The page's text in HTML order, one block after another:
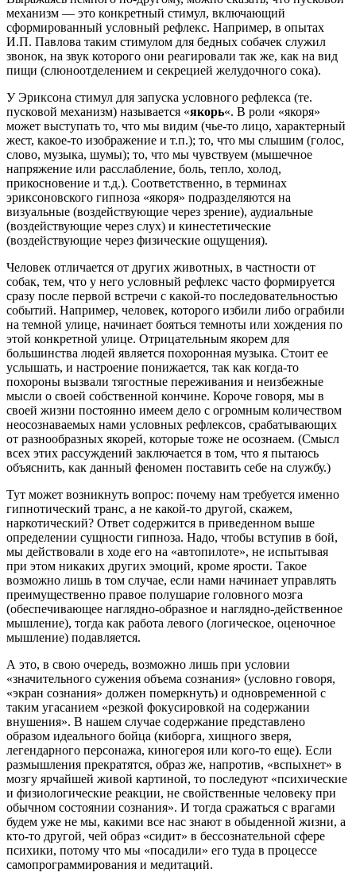
механизм — это конкретный стимул, включающий
сформированный условный рефлекс. Например, в опытах
И.П. Павлова таким стимулом для бедных собачек служил
звонок, на звук которого они реагировали так же, как на вид
пищи (слюноотделением и секрецией желудочного сока).
У Эриксона стимул для запуска условного рефлекса (те.
пусковой механизм) называется «якорь«. В роли «якоря»
может выступать то, что мы видим (чье-то лицо, характерный
жест, какое-то изображение и т.п.); то, что мы слышим (голос,
слово, музыка, шумы); то, что мы чувствуем (мышечное
напряжение или расслабление, боль, тепло, холод,
прикосновение и т.д.). Соответственно, в терминах
эриксоновского гипноза «якоря» подразделяются на
визуальные (воздействующие через зрение), аудиальные
(воздействующие через слух) и кинестетические
(воздействующие через физические ощущения).
Человек отличается от других животных, в частности от
собак, тем, что у него условный рефлекс часто формируется
сразу после первой встречи с какой-то последовательностью
событий. Например, человек, которого избили либо ограбили
на темной улице, начинает бояться темноты или хождения по
этой конкретной улице. Отрицательным якорем для
большинства людей является похоронная музыка. Стоит ее
услышать, и настроение понижается, так как когда-то
похороны вызвали тягостные переживания и неизбежные
мысли о своей собственной кончине. Короче говоря, мы в
своей жизни постоянно имеем дело с огромным количеством
неосознаваемых нами условных рефлексов, срабатывающих
от разнообразных якорей, которые тоже не осознаем. (Смысл
всех этих рассуждений заключается в том, что я пытаюсь
объяснить, как данный феномен поставить себе на службу.)
Тут может возникнуть вопрос: почему нам требуется именно
гипнотический транс, а не какой-то другой, скажем,
наркотический? Ответ содержится в приведенном выше
определении сущности гипноза. Надо, чтобы вступив в бой,
мы действовали в ходе его на «автопилоте», не испытывая
при этом никаких других эмоций, кроме ярости. Такое
возможно лишь в том случае, если нами начинает управлять
преимущественно правое полушарие головного мозга
(обеспечивающее наглядно-образное и наглядно-действенное
мышление), тогда как работа левого (логическое, оценочное
мышление) подавляется.
А это, в свою очередь, возможно лишь при условии
«значительного сужения объема сознания» (условно говоря,
«экран сознания» должен померкнуть) и одновременной с
таким угасанием «резкой фокусировкой на содержании
внушения». В нашем случае содержание представлено
образом идеального бойца (киборга, хищного зверя,
легендарного персонажа, киногероя или кого-то еще). Если
размышления прекратятся, образ же, напротив, «вспыхнет» в
мозгу ярчайшей живой картиной, то последуют «психические
и физиологические реакции, не свойственные человеку при
обычном состоянии сознания». И тогда сражаться с врагами
будем уже не мы, какими все нас знают в обыденной жизни, а
кто-то другой, чей образ «сидит» в бессознательной сфере
психики, потому что мы «посадили» его туда в процессе
самопрограммирования и медитаций.